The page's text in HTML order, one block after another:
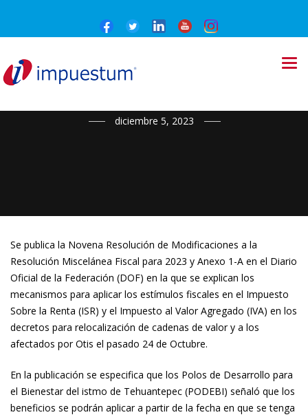
NOTICIAS
diciembre 5, 2023
Se publica la Novena Resolución de Modificaciones a la
Resolución Miscelánea Fiscal para 2023 y Anexo 1-A en el Diario
Oficial de la Federación (DOF) en la que se explican los
mecanismos para aplicar los estímulos fiscales en el Impuesto
Sobre la Renta (ISR) y el Impuesto al Valor Agregado (IVA) en los
decretos para relocalización de cadenas de valor y a los
afectados por Otis el pasado 24 de Octubre.
En la publicación se especifica que los Polos de Desarrollo para
el Bienestar del istmo de Tehuantepec (PODEBI) señaló que los
beneficios se podrán aplicar a partir de la fecha en que se tenga